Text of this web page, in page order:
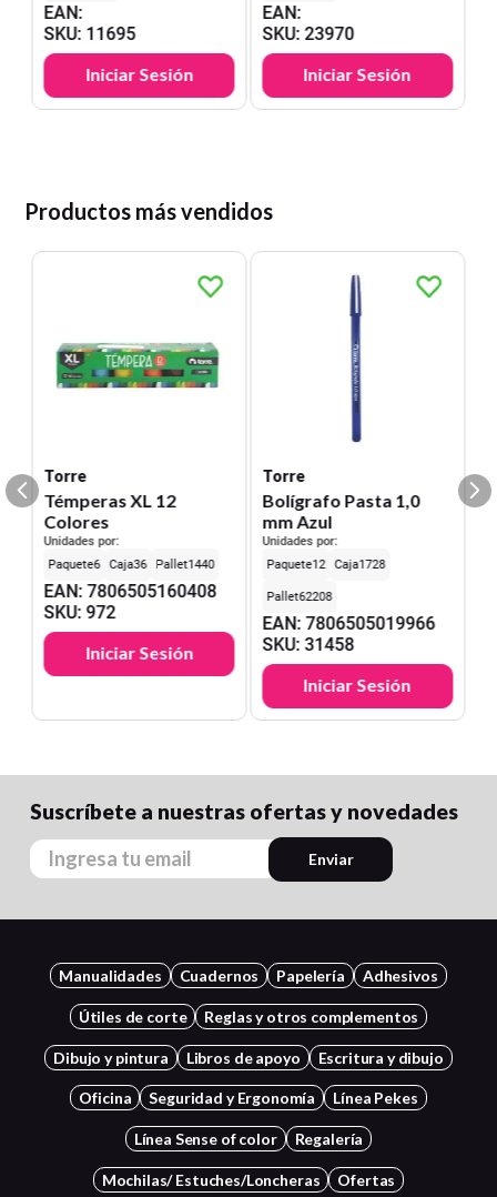
EAN:
SKU: 11695
Iniciar Sesión
EAN:
SKU:23970
Iniciar Sesión
Productos más vendidos
Torre
Témperas XL 12
Colores
Unidades por:
6
36 1440
EAN:7806505160408
SKU:972
Iniciar Sesión
Torre
Bolígrafo Pasta 1,0
mm Azul
Unidades por:
12
1728
62208
EAN:7806505019966
SKU:31458
Iniciar Sesión
Suscríbete a nuestras ofertas y novedades
Enviar
Manualidades Cuadernos Papelería Adhesivos
Útiles de corte Reglas y otros complementos
Dibujo y pintura Libros de apoyo Escritura y dibujo
Oficina Seguridad y Ergonomía Línea Pekes
Línea Sense of color Regalería
Mochilas/ Estuches/Loncheras Ofertas